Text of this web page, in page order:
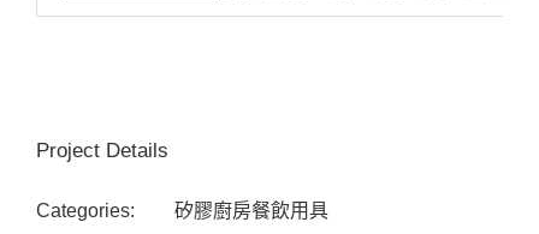
Project Details
Categories: 矽膠廚房餐飲用具